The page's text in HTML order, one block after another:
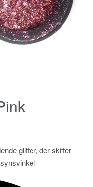
glitter, der skifter